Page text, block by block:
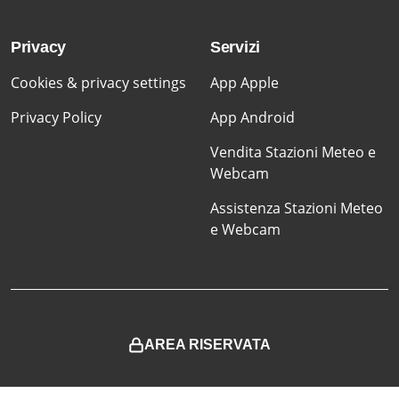
Privacy
Cookies & privacy settings
Privacy Policy
Servizi
App Apple
App Android
Vendita Stazioni Meteo e
Webcam
Assistenza Stazioni Meteo
e Webcam
AREA RISERVATA